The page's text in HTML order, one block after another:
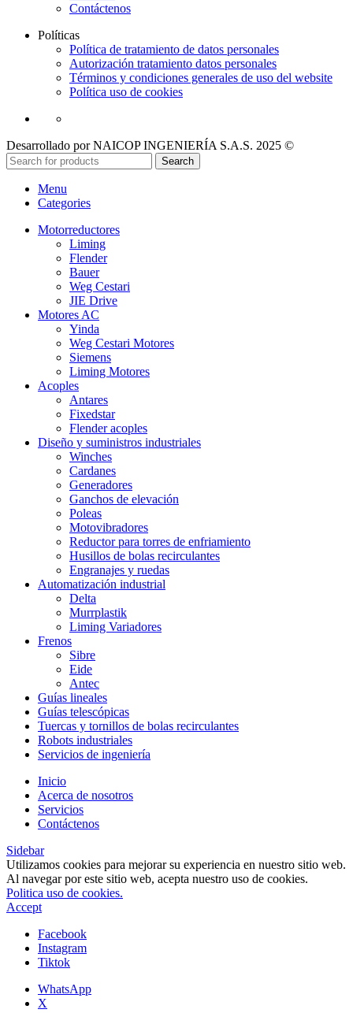
Contáctenos
Políticas
Política de tratamiento de datos personales
Autorización tratamiento datos personales
Términos y condiciones generales de uso del website
Política uso de cookies
Desarrollado por NAICOP INGENIERÍA S.A.S. 2025 ©
Search
Menu
Categories
Motorreductores
Liming
Flender
Bauer
Weg Cestari
JIE Drive
Motores AC
Yinda
Weg Cestari Motores
Siemens
Liming Motores
Acoples
Antares
Fixedstar
Flender acoples
Diseño y suministros industriales
Winches
Cardanes
Generadores
Ganchos de elevación
Poleas
Motovibradores
Reductor para torres de enfriamiento
Husillos de bolas recirculantes
Engranajes y ruedas
Automatización industrial
Delta
Murrplastik
Liming Variadores
Frenos
Sibre
Eide
Antec
Guías lineales
Guías telescópicas
Tuercas y tornillos de bolas recirculantes
Robots industriales
Servicios de ingeniería
Inicio
Acerca de nosotros
Servicios
Contáctenos
Sidebar
Utilizamos cookies para mejorar su experiencia en nuestro sitio web.
Al navegar por este sitio web, acepta nuestro uso de cookies.
Politica uso de cookies.
Accept
Facebook
Instagram
Tiktok
WhatsApp
X